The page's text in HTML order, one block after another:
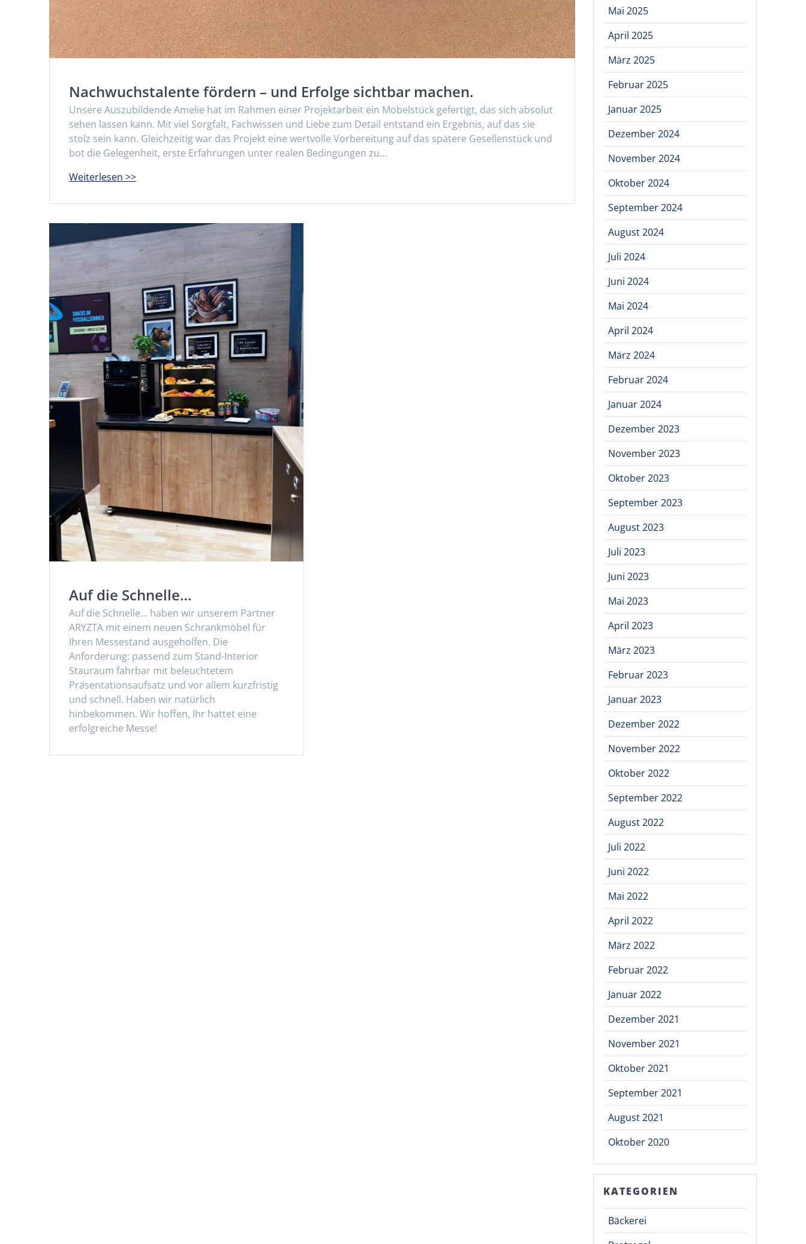
Nachwuchstalente fördern – und Erfolge sichtbar machen.
Unsere Auszubildende Amelie hat im Rahmen einer Projektarbeit ein Möbelstück gefertigt, das sich absolut
sehen lassen kann. Mit viel Sorgfalt, Fachwissen und Liebe zum Detail entstand ein Ergebnis, auf das sie
stolz sein kann. Gleichzeitig war das Projekt eine wertvolle Vorbereitung auf das spätere Gesellenstück und
bot die Gelegenheit, erste Erfahrungen unter realen Bedingungen zu…
Auf die Schnelle…
Auf die Schnelle… haben wir unserem Partner
ARYZTA mit einem neuen Schrankmöbel für
Ihren Messestand ausgeholfen. Die
Anforderung: passend zum Stand-Interior
Stauraum fahrbar mit beleuchtetem
Präsentationsaufsatz und vor allem kurzfristig
und schnell. Haben wir natürlich
hinbekommen. Wir hoffen, Ihr hattet eine
erfolgreiche Messe!
Mai 2025
April 2025
März 2025
Februar 2025
Januar 2025
Dezember 2024
November 2024
Oktober 2024
September 2024
August 2024
Juli 2024
Juni 2024
Mai 2024
April 2024
März 2024
Februar 2024
Januar 2024
Dezember 2023
November 2023
Oktober 2023
September 2023
August 2023
Juli 2023
Juni 2023
Mai 2023
April 2023
März 2023
Februar 2023
Januar 2023
Dezember 2022
November 2022
Oktober 2022
September 2022
August 2022
Juli 2022
Juni 2022
Mai 2022
April 2022
März 2022
Februar 2022
Januar 2022
Dezember 2021
November 2021
Oktober 2021
September 2021
August 2021
Oktober 2020
KATEGORIEN
Bäckerei